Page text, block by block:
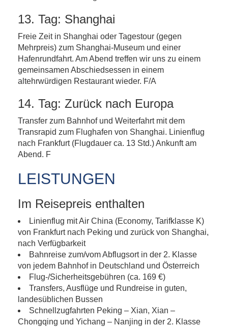
13. Tag: Shanghai
Freie Zeit in Shanghai oder Tagestour (gegen
Mehrpreis) zum Shanghai-Museum und einer
Hafenrundfahrt. Am Abend treffen wir uns zu einem
gemeinsamen Abschiedsessen in einem
altehrwürdigen Restaurant wieder. F/A
14. Tag: Zurück nach Europa
Transfer zum Bahnhof und Weiterfahrt mit dem
Transrapid zum Flughafen von Shanghai. Linienflug
nach Frankfurt (Flugdauer ca. 13 Std.) Ankunft am
Abend. F
LEISTUNGEN
Im Reisepreis enthalten
Linienflug mit Air China (Economy, Tarifklasse K)
von Frankfurt nach Peking und zurück von Shanghai,
nach Verfügbarkeit
Bahnreise zum/vom Abflugsort in der 2. Klasse
von jedem Bahnhof in Deutschland und Österreich
Flug-/Sicherheitsgebühren (ca. 169 €)
Transfers, Ausflüge und Rundreise in guten,
landesüblichen Bussen
Schnellzugfahrten Peking – Xian, Xian –
Chongqing und Yichang – Nanjing in der 2. Klasse